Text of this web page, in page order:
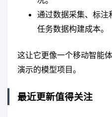
通过数据采集、标注
任务数据构建成本。
这让它更像一个移动智能
演示的模型项目。
最近更新值得关注